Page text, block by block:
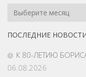
Архив
ПОСЛЕДНИЕ
К 80-ЛЕТИЮ
06.08.2026